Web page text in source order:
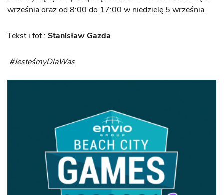
września oraz od 8:00 do 17:00 w niedzielę 5 września.
Tekst i fot.: Stanisław Gazda
#JesteśmyDlaWas